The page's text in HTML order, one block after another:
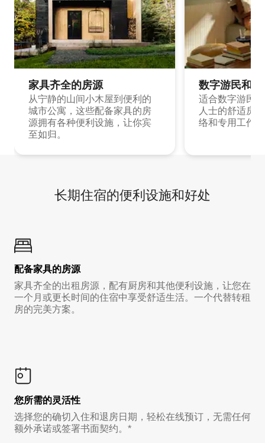
家具齐全的房源
从宁静的山间小木屋到便利的
城市公寓，这些配备家具的房
源拥有各种便利设施，让你宾
至如归。
数字游民和
适合数字游民
人士的舒适房
络和专用工作
长期住宿的便利设施和好处
配备家具的房源
家具齐全的出租房源，配有厨房和其他便利设施，让您在
一个月或更长时间的住宿中享受舒适生活。一个代替转租
房的完美方案。
您所需的灵活性
选择您的确切入住和退房日期，轻松在线预订，无需任何
额外承诺或签署书面契约。*